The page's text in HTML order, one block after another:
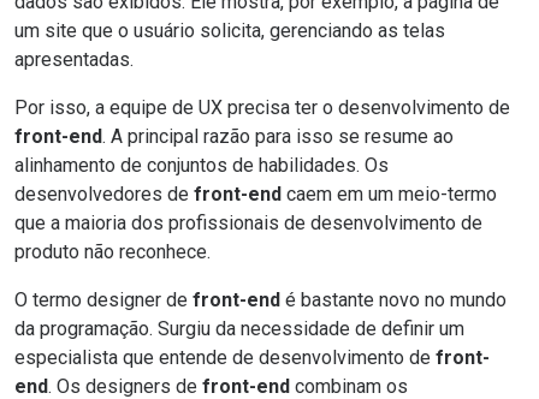
um site que o usuário solicita, gerenciando as telas
apresentadas.
Por isso, a equipe de UX precisa ter o desenvolvimento de
front-end. A principal razão para isso se resume ao
alinhamento de conjuntos de habilidades. Os
desenvolvedores de front-end caem em um meio-termo
que a maioria dos profissionais de desenvolvimento de
produto não reconhece.
O termo designer de front-end é bastante novo no mundo
da programação. Surgiu da necessidade de definir um
especialista que entende de desenvolvimento de front-
end. Os designers de front-end combinam os